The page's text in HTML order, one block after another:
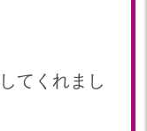
てくれまし